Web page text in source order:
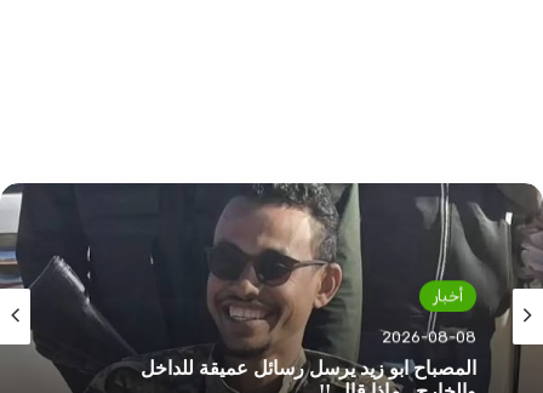
أخبار
2026-08-08
أخبار
ناد مصري يكسب خدمات نجم منتخب السودان